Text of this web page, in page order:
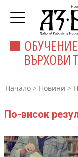
ВЪРХОВИ
Начало > Новини >
По-висок